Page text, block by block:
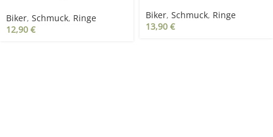
Biker, Schmuck, Ringe
12,90 €
Biker, Schmuck, Ringe
13,90 €